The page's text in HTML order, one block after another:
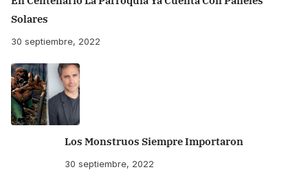
Solares
30 septiembre, 2022
Los Monstruos Siempre Importaron
30 septiembre, 2022